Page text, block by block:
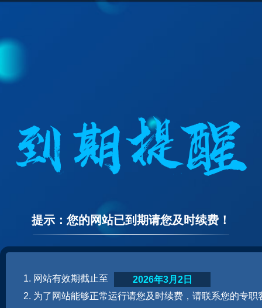
提示：您的网站已到期请您及时续费！
1. 网站有效期截止至
2. 为了网站能够正常运行请您及时续费，请联系您的专职
2026年3月2日